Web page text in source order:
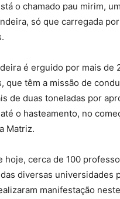
o chamado pau mirim,
só que carregada
é erguido por mais de
que têm a missão de
de duas toneladas por
o hasteamento, no
Matriz.
hoje, cerca de 100
diversas universidades
manifestação